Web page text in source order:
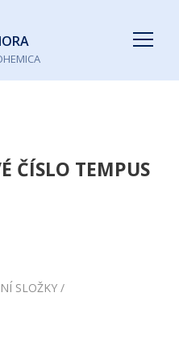
ČÍSLO TEMPUS
SLOŽKY /